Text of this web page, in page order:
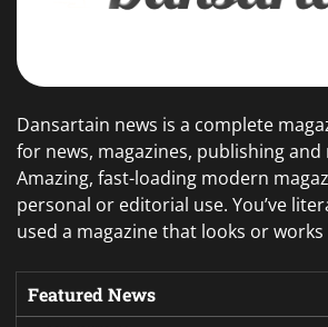
Dansartain news is a complete
for news, magazines, publishing and
Amazing, fast-loading modern
personal or editorial use. You’ve
used a magazine that looks or
Featured News